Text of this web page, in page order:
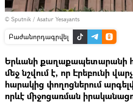
© Sputnik / Asatur Yesayants
Բաժանորդագրվել
Երևանի քաղաքապետարանի
մեջ նշվում է, որ Էրեբունի
հարակից փողոցներում
որևէ միջոցառման